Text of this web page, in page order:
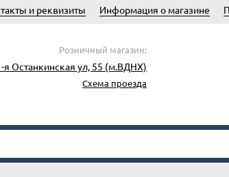
и реквизиты Информация о магазине
Розничный магазин:
я Останкинская ул, 55 (м.ВДНХ)
Схема проезда